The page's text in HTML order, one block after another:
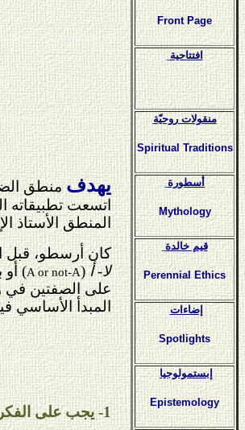
يهدفمنطق
اتسعت تطبيقاته
المنطق الأستاذ
كان أرسطو، قبل
لا- أ(
A or not-A) أو
على الصفتين في
المبدأ الأساسي
1- يجب على الفكر العربي والوعي العربي الانتقال من الرمزية والشيئية إلى المفهومية والواقعية.
Front Page
افتتاحية
منقولات روحيّة
Spiritual Traditions
أسطورة
Mythology
قيم خالدة
Perennial Ethics
إضاءات
Spotlights
إبستمولوجيا
Epistemology